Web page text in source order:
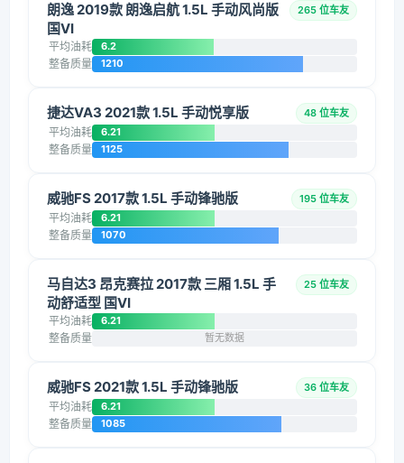
朗逸 2019款 朗逸启航 1.5L 手动风尚版
国VI
265 位车友
平均油耗 6.2
整备质量 1210
捷达VA3 2021款 1.5L 手动悦享版 48 位车友
平均油耗 6.21
整备质量 1125
威驰FS 2017款 1.5L 手动锋驰版 195 位车友
平均油耗 6.21
整备质量 1070
马自达3 昂克赛拉 2017款 三厢 1.5L 手
动舒适型 国VI
25 位车友
平均油耗 6.21
整备质量 暂无数据
威驰FS 2021款 1.5L 手动锋驰版 36 位车友
平均油耗 6.21
整备质量 1085